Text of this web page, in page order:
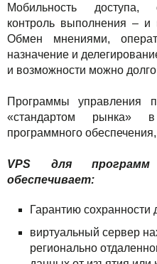
Мобильность доступа,
контроль выполнения –
Обмен мнениями,
назначение и
и возможности можно долго
Программы управления
«стандартом рынка» в
программного
VPS для
обеспечивает:
Гарантию сохранности
виртуальный сервер
регионально